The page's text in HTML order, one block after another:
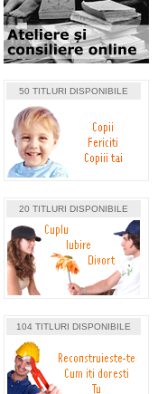
50 TITLURI DISPONIBILE
20 TITLURI DISPONIBILE
104 TITLURI DISPONIBILE